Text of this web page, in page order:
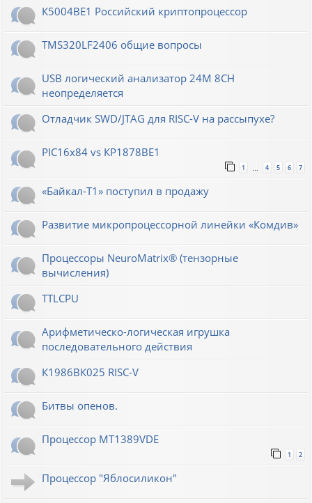
К5004ВЕ1 Российский криптопроцессор
TMS320LF2406 общие вопросы
USB логический анализатор 24M 8CH
неопределяется
Отладчик SWD/JTAG для RISC-V на рассыпухе?
PIC16x84 vs КР1878ВЕ1
1 4 5 6 7
«Байкал-T1» поступил в продажу
Развитие микропроцессорной линейки «Комдив»
Процессоры NeuroMatrix® (тензорные
вычисления)
TTLCPU
Арифметическо-логическая игрушка
последовательного действия
К1986ВК025 RISC-V
Битвы опенов.
Процессор MT1389VDE
1 2
Процессор "Яблосиликон"